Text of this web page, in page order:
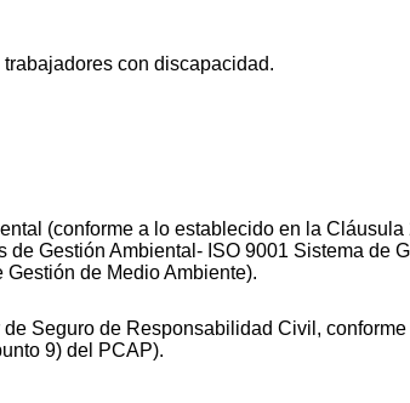
con discapacidad.
(conforme a lo establecido en la Cláusula
de Gestión Ambiental- ISO 9001 Sistema de
de Medio Ambiente).
Seguro de Responsabilidad Civil, conforme
9) del PCAP).